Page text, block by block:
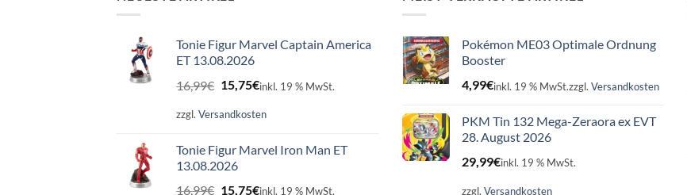
Tonie Figur Marvel Captain America
ET 13.08.2026
16,99€ Ursprünglicher
war:
15,75€Aktueller
ist:
inkl. 19 % MwSt.
zzgl. Versandkosten
Tonie Figur Marvel Iron Man ET
13.08.2026
16,99€ Ursprünglicher
15,75€Aktueller
inkl. 19 % MwSt.
Pokémon ME03 Optimale Ordnung
Booster
4,99€inkl. 19 % MwSt.zzgl. Versandkosten
PKM Tin 132 Mega-Zeraora ex EVT
28. August 2026
29,99€inkl. 19 % MwSt.
zzgl. Versandkosten